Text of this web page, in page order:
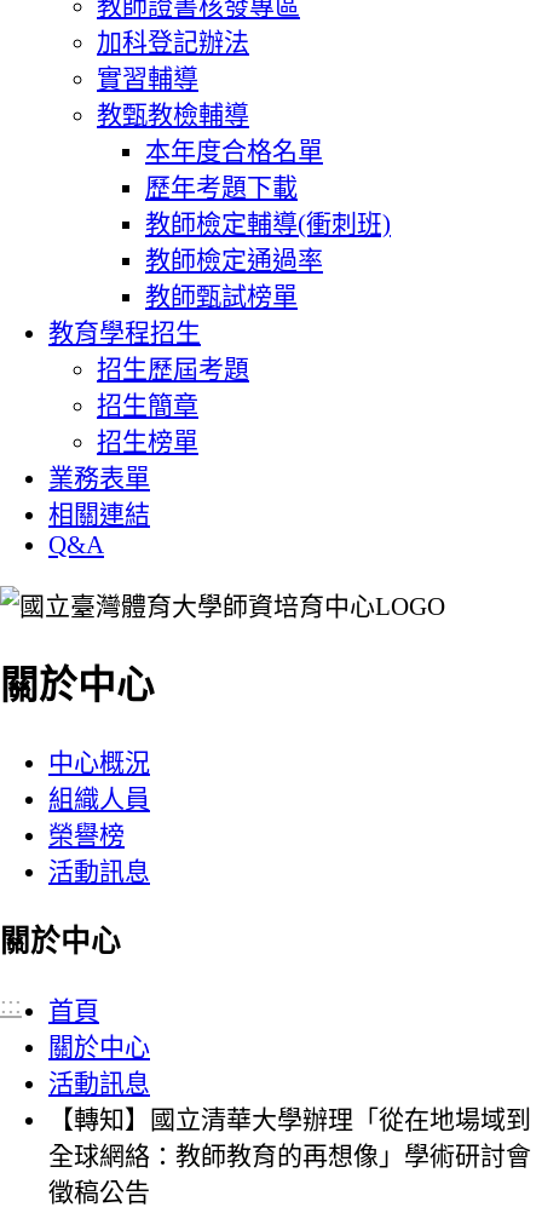
教師證書核發專區
加科登記辦法
實習輔導
教甄教檢輔導
本年度合格名單
歷年考題下載
教師檢定輔導(衝刺班)
教師檢定通過率
教師甄試榜單
教育學程招生
招生歷屆考題
招生簡章
招生榜單
業務表單
相關連結
Q&A
:::
關於中心
中心概況
組織人員
榮譽榜
活動訊息
關於中心
:::
首頁
關於中心
活動訊息
【轉知】國立清華大學辦理「從在地場域到
全球網絡：教師教育的再想像」學術研討會
徵稿公告